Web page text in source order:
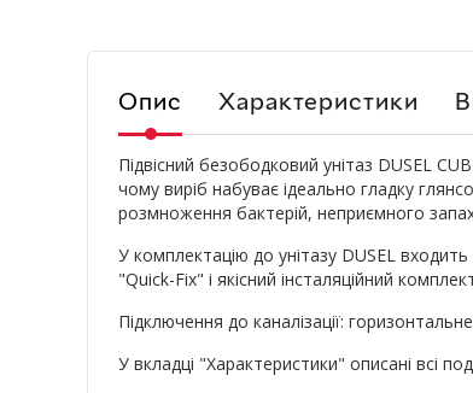
Опис Характеристики
Підвісний безободковий унітаз DUSEL
чому виріб набуває ідеально гладку
розмноження бактерій, неприємного
У комплектацію до унітазу DUSEL
"Quick-Fix" і якісний інсталяційний
Підключення до каналізації:
У вкладці "Характеристики" описані всі